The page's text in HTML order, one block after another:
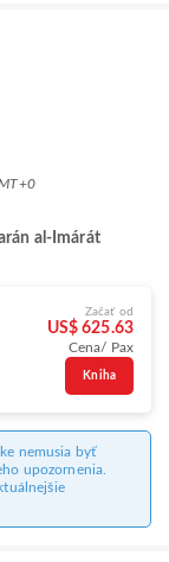
al-Imárát
Začať od
US$ 625.63
Cena/ Pax
Kniha
nemusia byť
upozornenia.